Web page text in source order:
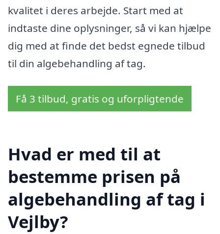
kvalitet i deres arbejde. Start med at
indtaste dine oplysninger, så vi kan hjælpe
dig med at finde det bedst egnede tilbud
til din algebehandling af tag.
Få 3 tilbud, gratis og uforpligtende
Hvad er med til at
bestemme prisen på
algebehandling af tag i
Vejlby?